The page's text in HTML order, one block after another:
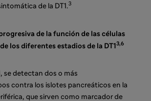
de la DT1 .3
de la función de las células
los diferentes estadios de la DT1 3,6
se detectan dos o más
contra los islotes pancreáticos en la
que sirven como marcador de